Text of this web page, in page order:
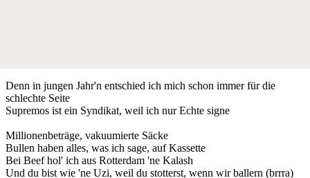
Denn in jungen Jahr'n entschied ich mich schon immer für die
schlechte Seite
Supremos ist ein Syndikat, weil ich nur Echte signe
Millionenbeträge, vakuumierte Säcke
Bullen haben alles, was ich sage, auf Kassette
Bei Beef hol' ich aus Rotterdam 'ne Kalash
Und du bist wie 'ne Uzi, weil du stotterst, wenn wir ballern (brrra)